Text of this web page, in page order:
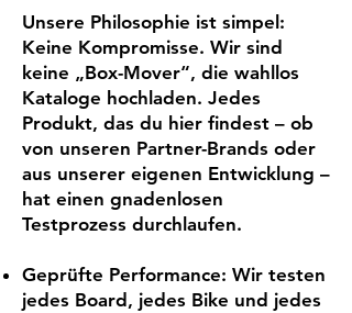
Unsere Philosophie ist simpel:
Keine Kompromisse. Wir sind
keine „Box-Mover“, die wahllos
Kataloge hochladen. Jedes
Produkt, das du hier findest – ob
von unseren Partner-Brands oder
aus unserer eigenen Entwicklung –
hat einen gnadenlosen
Testprozess durchlaufen.
Geprüfte Performance: Wir testen
jedes Board, jedes Bike und jedes